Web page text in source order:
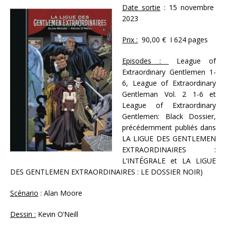
Date sortie : 15 novembre
2023
Prix : 90,00 € I 624 pages
Episodes :
League of
Extraordinary Gentlemen 1-
6, League of Extraordinary
Gentleman Vol. 2 1-6 et
League of Extraordinary
Gentlemen: Black Dossier,
précédemment publiés dans
LA LIGUE DES GENTLEMEN
EXTRAORDINAIRES :
L’INTÉGRALE et LA LIGUE
DES GENTLEMEN EXTRAORDINAIRES : LE DOSSIER NOIR)
Scénario : Alan Moore
Dessin : Kevin O’Neill